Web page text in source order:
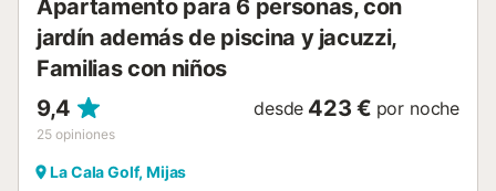
Microondas - Tetera - Barbacoa en el patio Normas de la
Ca...
Apartamento para 6 personas, con
jardín además de piscina y jacuzzi,
Familias con niños
9,4
25 opiniones
desde 423 € por noche
La Cala Golf, Mijas